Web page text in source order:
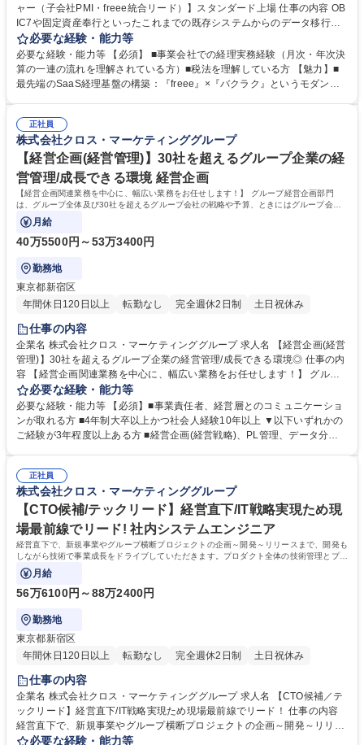
ャー（子会社PMI・freee統合リード）】スタンダード上場 仕事の内容 OB
IC7や固定資産奉行といったこれまでの既存システムからのデータ移行、
各業務システム（売上・原価・スマートDB等）とfreeeのAPI連携設計な
ど、システム・業務リプレイスの全体統括をお任せします。 ■複数子会社
の経理業務フローの把握・課題抽出、および新フロー（freee・バクラク
ベース）の設計■既存システム（OBIC7や固定資産奉行等）からfreeeへの
能のマスター移行、運用ルールの構築・定着化■システム刷新に伴う内部
統制の作成、監査法人や内部監査との確認・調整 募集職種 【経理マネー
ジャー（子会社PMI・freee統合リード）】スタンダード上場
必要な経験・能力等
必要な経験・能力等 【必須】 ■事業会社での経理実務経験（月次・年次決
算の一連の流れを理解されている方）■税法を理解している方 【魅力】■
最先端のSaaS経理基盤の構築：『freee』×『バクラク』というモダンな
やりはめ込むのではなく、子会社の運用や実態を尊重しながらルールメイ
クをしていく方針です。単なるシステム移行に留まらない、裁量と人間力
が活きるダイナミックな環境です。 学歴・資格 学歴：大学院 大学 高専 短
大 専修学校 語学力： 資格：
正社員
株式会社クロス・マーケティンググループ
【経営企画(経営管理)】30社を超えるグループ企業の経
営管理/成長できる環境 経営企画
【経営企画関連業務を中心に、幅広い業務をお任せします！】 グループ経営企画部門
は、グループ全体及び30社を超えるグループ会社の戦略や予算、ときにはグループ会社
の事業責任者と議論しながら個々の戦
月給
40万5500円～53万3400円
勤務地
東京都新宿区
年間休日120日以上
転勤なし 完全週休2日制 土日祝休み
仕事の内容
企業名 株式会社クロス・マーケティンググループ 求人名 【経営企画(経営
管理)】30社を超えるグループ企業の経営管理/成長できる環境◎ 仕事の内
容 【経営企画関連業務を中心に、幅広い業務をお任せします！】 グルー
プ経営企画部門は、グループ全体及び30社を超えるグループ会社の戦略や
予算、ときにはグループ会社の事業責任者と議論しながら個々の戦 略策定
にも関わるほど幅広い機能を担っています。 【詳細】■年度予算の策定・
中長期経営計画の策定・予算実績管理■グループ会社の経営管理・経営分
調査分析・データ収集・レポーティング※適正・組織体制の状況等により
お任せする業務は変動することがあります。 募集職種 【経営企画(経営管
理)】30社を超えるグループ企業の経営管理/成長できる環境◎
必要な経験・能力等
必要な経験・能力等 【必須】■事業責任者、経営層とのコミュニケーショ
ンが取れる方 ■4年制大卒以上かつ社会人経験10年以上 ▼以下いずれかの
ご経験が3年程度以上ある方 ■経営企画(経営戦略)、PL管理、データ分析
問題を分析し、経営課題を解決してこられた経験■Excelの高度な操作や数
値データの集計・分析に長けた方■会計やファイナンスの知識がある方 学
歴・資格 学歴：大学院 大学 語学力： 資格：
正社員
株式会社クロス・マーケティンググループ
【CTO候補/テックリード】経営直下/IT戦略実現ため現
場最前線でリード! 社内システムエンジニア
経営直下で、新規事業やグループ横断プロジェクトの企画～開発～リリースまで、開発も
しながら技術で事業成長をドライブしていただきます。プロダクト全体の技術管理とプロ
ダクト負債管理も担っていただきます。
月給
56万6100円～88万2400円
勤務地
東京都新宿区
年間休日120日以上
転勤なし 完全週休2日制 土日祝休み
仕事の内容
企業名 株式会社クロス・マーケティンググループ 求人名 【CTO候補／テ
ックリード】経営直下/IT戦略実現ため現場最前線でリード！ 仕事の内容
経営直下で、新規事業やグループ横断プロジェクトの企画～開発～リリー
スまで、開発もしながら技術で事業成長をドライブしていただきます。プ
必要な経験・能力等